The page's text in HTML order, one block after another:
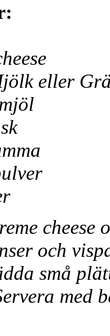
eller
och
små
med